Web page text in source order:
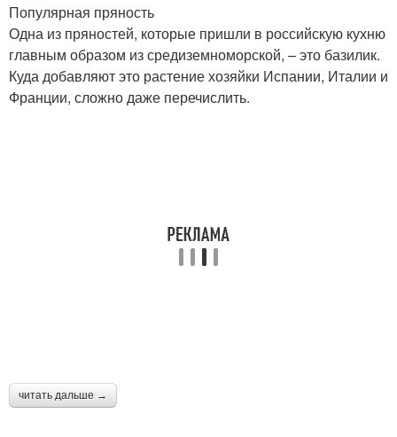
Популярная пряность
Одна из пряностей, которые пришли в российскую кухню
главным образом из средиземноморской, – это базилик.
Куда добавляют это растение хозяйки Испании, Италии и
Франции, сложно даже перечислить.
читать дальше →